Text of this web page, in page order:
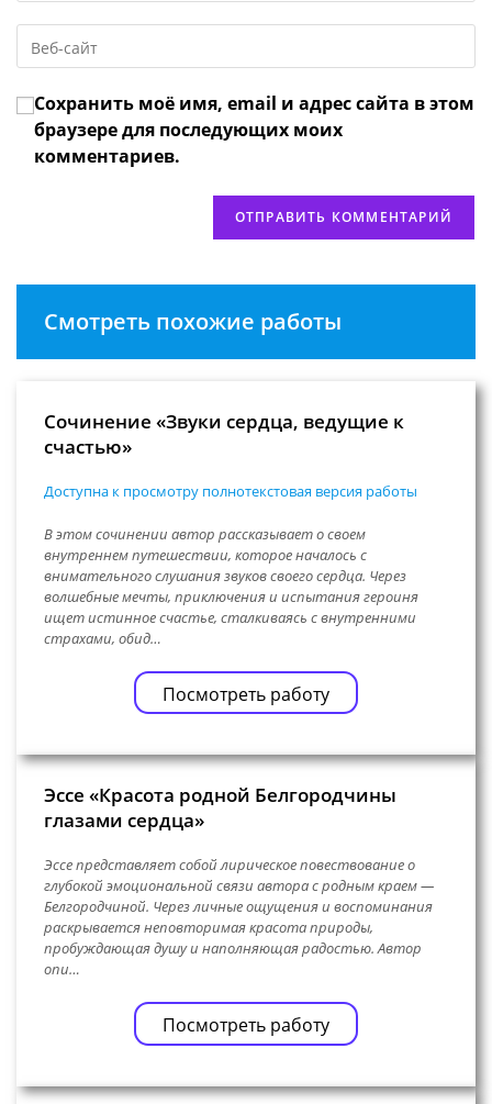
чтобы
прокомментировать
адрес,
чтобы
URL
веб-
сайта
(необязательно)
Сохранить моё имя, email и адрес сайта в этом
браузере для последующих моих
комментариев.
Смотреть похожие работы
Сочинение «Звуки сердца, ведущие к
счастью»
Доступна к просмотру полнотекстовая версия работы
В этом сочинении автор рассказывает о своем
внутреннем путешествии, которое началось с
внимательного слушания звуков своего сердца. Через
волшебные мечты, приключения и испытания героиня
ищет истинное счастье, сталкиваясь с внутренними
страхами, обид…
Посмотреть работу
Эссе «Красота родной Белгородчины
глазами сердца»
Эссе представляет собой лирическое повествование о
глубокой эмоциональной связи автора с родным краем —
Белгородчиной. Через личные ощущения и воспоминания
раскрывается неповторимая красота природы,
пробуждающая душу и наполняющая радостью. Автор
опи…
Посмотреть работу